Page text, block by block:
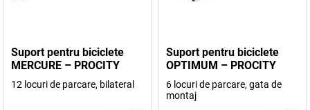
Suport pentru biciclete
MERCURE – PROCITY
12 locuri de parcare, bilateral
Suport pentru biciclete
OPTIMUM – PROCITY
6 locuri de parcare, gata de
montaj